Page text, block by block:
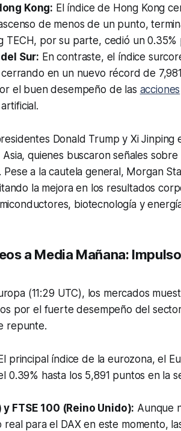
Kong: El índice de Hong Kong
de menos de un punto,
TECH, por su parte, cedió un
Sur: En contraste, el índice
cerrando en un nuevo récord de
el buen desempeño de las acciones
Donald Trump y Xi Jinping
quienes buscaron señales
Pese a la cautela general, Morgan
la mejora en los resultados
biotecnología y
a Media Mañana:
(11:29 UTC), los mercados
por el fuerte desempeño del
repunte.
El principal índice de la eurozona, el
0.39% hasta los 5,891 puntos en la
FTSE 100 (Reino Unido): Aunque
para el DAX en este momento,